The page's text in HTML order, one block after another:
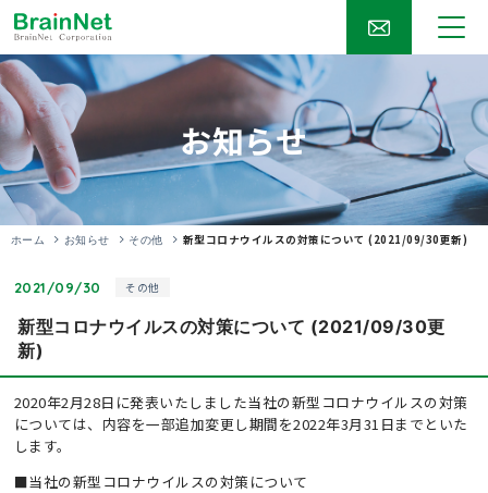
お知らせ
ホーム お知らせ その他 新型コロナウイルスの対策について (2021/09/30更新)
2021/09/30 その他
新型コロナウイルスの対策について (2021/09/30更
新)
2020年2月28日に発表いたしました当社の新型コロナウイルスの対策
については、内容を一部追加変更し期間を2022年3月31日までといた
します。
■当社の新型コロナウイルスの対策について